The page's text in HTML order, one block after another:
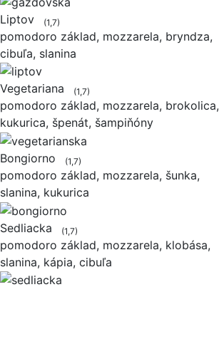
Liptov (1,7)
pomodoro základ, mozzarela, bryndza,
cibuľa, slanina
Vegetariana (1,7)
pomodoro základ, mozzarela, brokolica,
kukurica, špenát, šampiňóny
Bongiorno (1,7)
pomodoro základ, mozzarela, šunka,
slanina, kukurica
Sedliacka (1,7)
pomodoro základ, mozzarela, klobása,
slanina, kápia, cibuľa